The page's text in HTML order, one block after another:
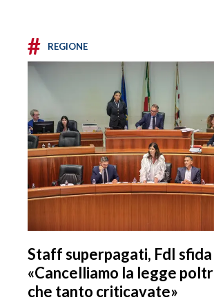
# REGIONE
Staff superpagati, FdI
«Cancelliamo la legge
che tanto criticavate»